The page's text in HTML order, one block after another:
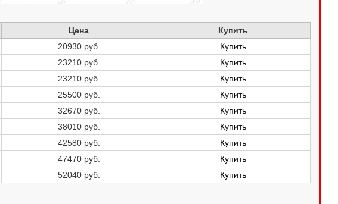
Цена
Купить
20930 руб.
Купить
23210 руб.
Купить
23210 руб.
Купить
25500 руб.
Купить
32670 руб.
Купить
38010 руб.
Купить
42580 руб.
Купить
47470 руб.
Купить
52040 руб. Купить